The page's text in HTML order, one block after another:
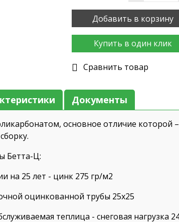
Добавить в корзину
Купить в один клик
Cравнить товар
Документы
основное отличие которой
Бетта-Ц:
на 25 лет - цинк 275 гр/м2
оцинкованной трубы 25х25
теплица - снеговая нагрузка